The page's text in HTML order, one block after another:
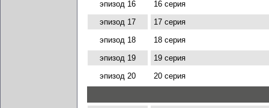
эпизод 16
16 серия
эпизод 17
17 серия
эпизод 18
18 серия
эпизод 19
19 серия
эпизод 20
20 серия